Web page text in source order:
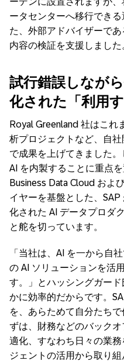
ータセンターへ移行でき
た、外部アドバイザーであ
内容の検証を支援しました
試行錯誤しなが
化された「利用す
Royal Greenland 社はこれ
析プロジェクトなど、自社
で成果を上げてきました。
AI を内製することに重点を
Business Data Cloud およ
イヤーを基盤とした、 SAP
化された AI データプロダ
と舵を切っています。
「当社は、 AI を一から自
の AI ソリューションを活
す。」とハッシングガー
かに効率的だからです。
を、あらためて自分たち
ずは、財務などのバック
適化、すなわち日々の業
ジェントの活用から取り組